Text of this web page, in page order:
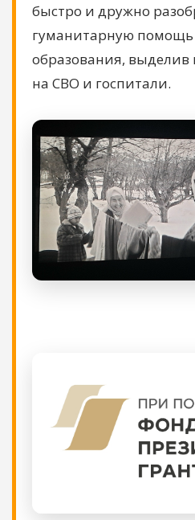
быстро и дружно
гуманитарную помощь
образования,
на СВО и госпитали.